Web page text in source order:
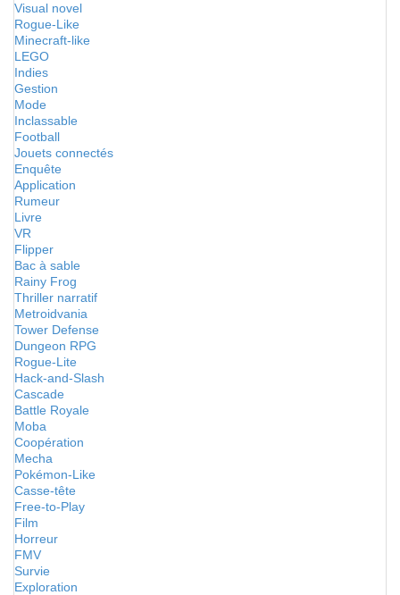
Visual novel
Rogue-Like
Minecraft-like
LEGO
Indies
Gestion
Mode
Inclassable
Football
Jouets connectés
Enquête
Application
Rumeur
Livre
VR
Flipper
Bac à sable
Rainy Frog
Thriller narratif
Metroidvania
Tower Defense
Dungeon RPG
Rogue-Lite
Hack-and-Slash
Cascade
Battle Royale
Moba
Coopération
Mecha
Pokémon-Like
Casse-tête
Free-to-Play
Film
Horreur
FMV
Survie
Exploration